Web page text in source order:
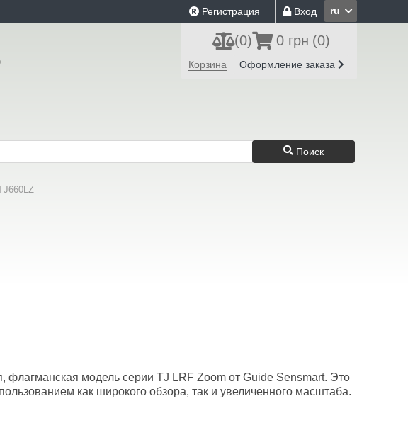
ru
Вход
Регистрация
(0) 0 грн (0)
Корзина Оформление заказа
Поиск
модель серии TJ LRF Zoom от Guide Sensmart. Это
как широкого обзора, так и увеличенного масштаба.